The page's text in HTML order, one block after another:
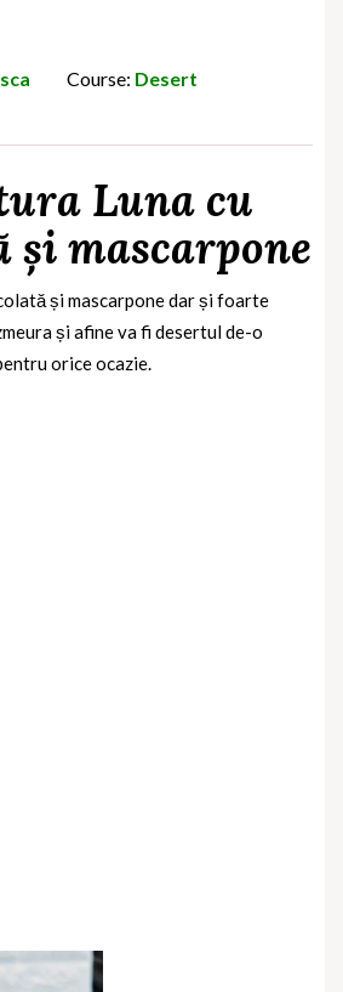
Course: Desert
Luna cu
și mascarpone
și mascarpone dar și foarte
și afine va fi desertul de-o
orice ocazie.